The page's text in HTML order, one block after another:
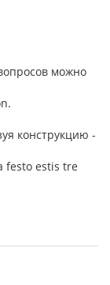
можно
конструкцию -
festo estis tre